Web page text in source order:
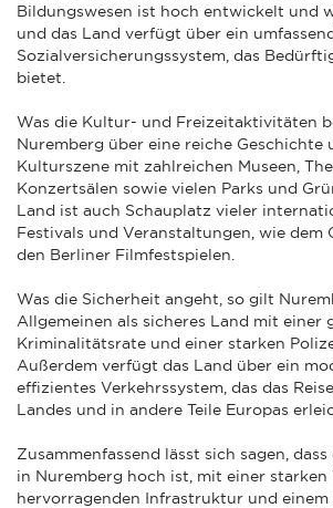
Bildungswesen ist hoch entwickelt und
und das Land verfügt über ein
Sozialversicherungssystem, das
bietet.
Was die Kultur- und Freizeitaktivitäten
Nuremberg über eine reiche Geschichte
Kulturszene mit zahlreichen Museen,
Konzertsälen sowie vielen Parks und
Land ist auch Schauplatz vieler
Festivals und Veranstaltungen, wie dem
den Berliner Filmfestspielen.
Was die Sicherheit angeht, so gilt
Allgemeinen als sicheres Land mit einer
Kriminalitätsrate und einer starken
Außerdem verfügt das Land über ein
effizientes Verkehrssystem, das das
Landes und in andere Teile Europas
Zusammenfassend lässt sich sagen,
in Nuremberg hoch ist, mit einer
hervorragenden Infrastruktur und